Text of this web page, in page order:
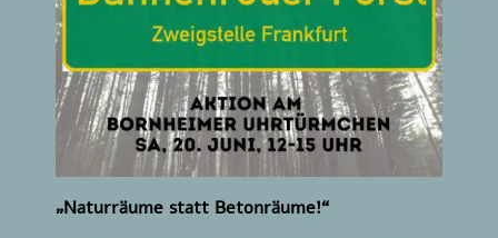
„Naturräume statt Betonräume!“